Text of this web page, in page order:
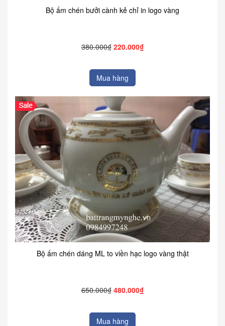
Bộ ấm chén bưởi cành kẻ chỉ in logo vàng
380.000₫ 220.000₫
Mua hàng
Bộ ấm chén dáng ML to viền hạc logo vàng thật
650.000₫ 480.000₫
Mua hàng